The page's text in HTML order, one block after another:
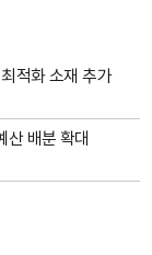
적화 소재 추가
배분 확대